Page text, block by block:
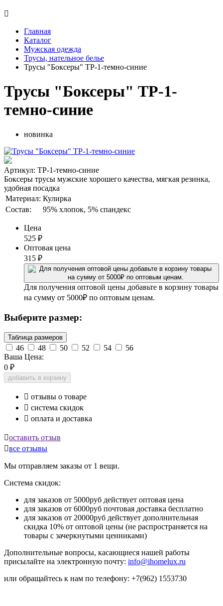

Главная
Каталог
Мужская одежда
Трусы, нательное белье
Трусы "Боксеры" ТР-1-темно-синие
Трусы "Боксеры" ТР-1-
темно-синие
новинка
Артикул: ТР-1-темно-синие
Боксеры трусы мужские хорошего качества, мягкая резинка,
удобная посадка
Материал: Кулирка
Состав:
95% хлопок, 5% спандекс
Цена
525 ₽
Оптовая цена
315 ₽
Для получения оптовой цены добавьте в корзину товары
на сумму от 5000₽ по оптовым ценам.
Выберите размер:
Таблица размеров
46 48 50 52 54
56
Ваша Цена:
0 ₽
добавить в корзину
 отзывы о товаре
 система скидок
 оплата и доставка
оставить отзыв
все отзывы
Мы отправляем заказы от 1 вещи.
Система скидок:
для заказов от 5000руб действует оптовая цена
для заказов от 6000руб почтовая доставка бесплатно
для заказов от 20000руб действует дополнительная
скидка 10% от оптовой цены (не распространяется на
товары с зачеркнутыми ценниками)
Дополнительные вопросы, касающиеся нашей работы
присылайте на электронную почту: info@ihomelux.ru
или обращайтесь к нам по телефону: +7(962) 1553730